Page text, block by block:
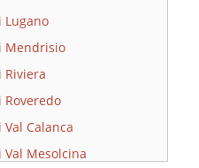
Lugano
Mendrisio
Calanca
Mesolcina